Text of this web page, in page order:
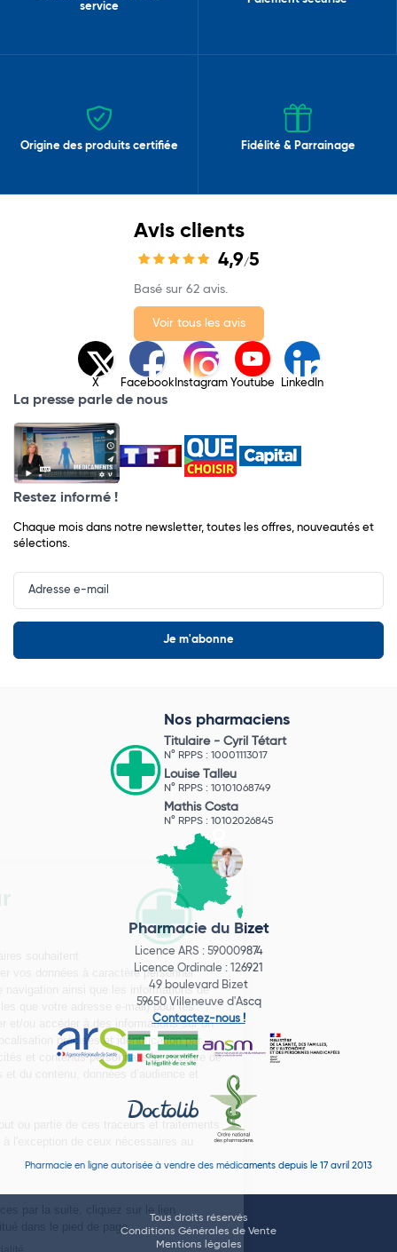
service
Origine des produits certifiée Fidélité & Parrainage
Avis clients
4,9/5
Basé sur 62 avis.
Voir tous les avis
X Facebook Instagram Youtube LinkedIn
La presse parle de nous
Restez informé !
Chaque mois dans notre newsletter, toutes les offres, nouveautés et
sélections.
Input
Newsletter
Nos pharmaciens
Titulaire - Cyril Tétart
N° RPPS : 10001113017
Louise Talleu
N° RPPS : 10101068749
Mathis Costa
N° RPPS : 10102026845
Pharmacie du Bizet
Licence ARS : 590009874
Licence Ordinale : 126921
49 boulevard Bizet
59650 Villeneuve d'Ascq
Contactez-nous !
Pharmacie en ligne autorisée à vendre des médicaments depuis le 17 avril 2013
Tous droits réservés
Conditions Générales de Vente
Mentions légales